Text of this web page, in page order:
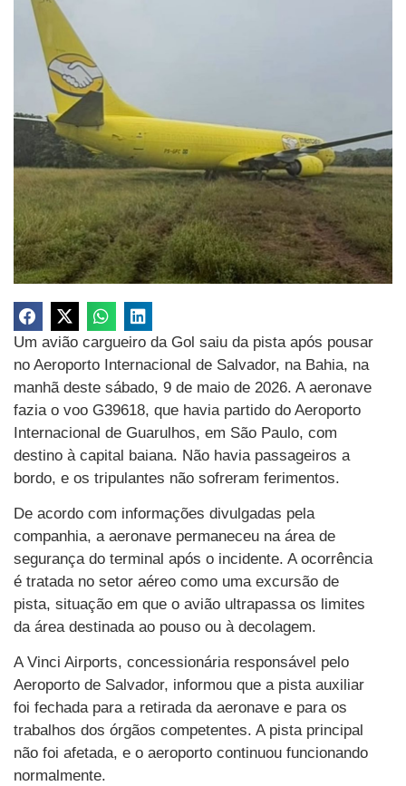
Um avião cargueiro da Gol saiu da pista após pousar
no Aeroporto Internacional de Salvador, na Bahia, na
manhã deste sábado, 9 de maio de 2026. A aeronave
fazia o voo G39618, que havia partido do Aeroporto
Internacional de Guarulhos, em São Paulo, com
destino à capital baiana. Não havia passageiros a
bordo, e os tripulantes não sofreram ferimentos.
De acordo com informações divulgadas pela
companhia, a aeronave permaneceu na área de
segurança do terminal após o incidente. A ocorrência
é tratada no setor aéreo como uma excursão de
pista, situação em que o avião ultrapassa os limites
da área destinada ao pouso ou à decolagem.
A Vinci Airports, concessionária responsável pelo
Aeroporto de Salvador, informou que a pista auxiliar
foi fechada para a retirada da aeronave e para os
trabalhos dos órgãos competentes. A pista principal
não foi afetada, e o aeroporto continuou funcionando
normalmente.